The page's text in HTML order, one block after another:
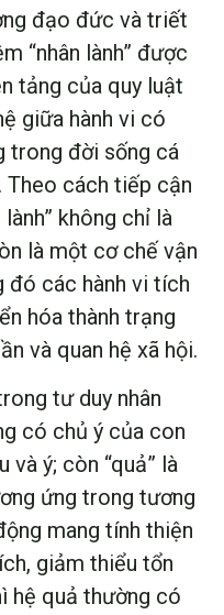
đạo đức và triết
“nhân lành” được
tảng của quy luật
giữa hành vi có
trong đời sống cá
Theo cách tiếp cận
không chỉ là
là một cơ chế vận
đó các hành vi tích
hóa thành trạng
và quan hệ xã hội.
tư duy nhân
có chủ ý của con
và ý; còn “quả” là
ứng trong tương
mang tính thiện
giảm thiểu tổn
hệ quả thường có